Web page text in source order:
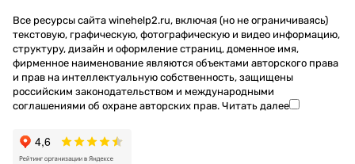
Все ресурсы сайта winehelp2.ru, включая (но не ограничиваясь)
текстовую, графическую, фотографическую и видео информацию,
структуру, дизайн и оформление страниц, доменное имя,
фирменное наименование являются объектами авторского права
и прав на интеллектуальную собственность, защищены
российским законодательством и международными
соглашениями об охране авторских прав. Читать далее